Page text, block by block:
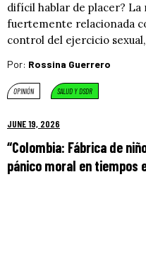
difícil hablar de placer? La
fuertemente relacionada
control del ejercicio
Por: Rossina Guerrero
OPINIÓN SALUD Y DSDR
JUNE 19, 2026
“Colombia: Fábrica de
pánico moral en tiempos